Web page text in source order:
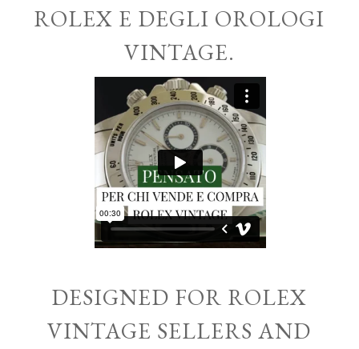
ROLEX E DEGLI OROLOGI
VINTAGE.
DESIGNED FOR ROLEX
VINTAGE SELLERS AND